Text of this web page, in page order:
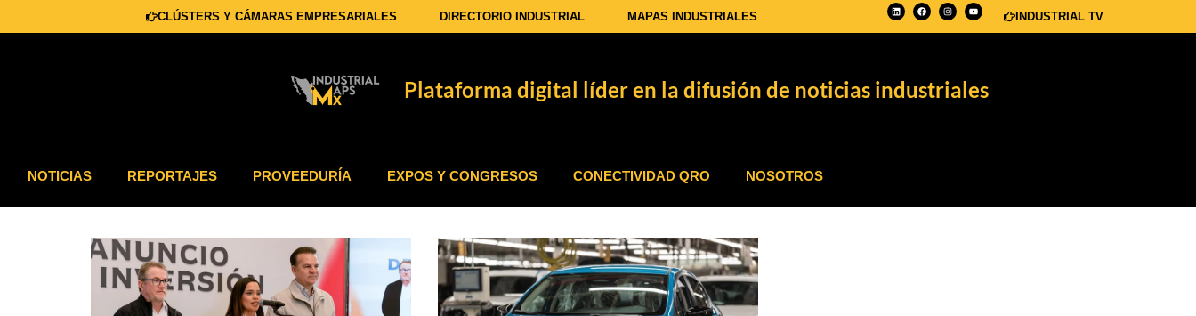
CLÚSTERS Y CÁMARAS EMPRESARIALES DIRECTORIO INDUSTRIAL MAPAS INDUSTRIALES INDUSTRIAL TV
Plataforma digital líder en la difusión de noticias industriales
NOTICIAS REPORTAJES PROVEEDURÍA EXPOS Y CONGRESOS CONECTIVIDAD QRO NOSOTROS